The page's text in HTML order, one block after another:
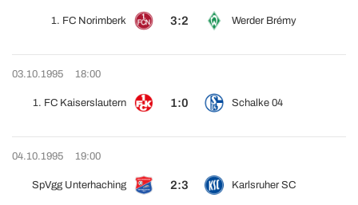
1. FC Norimberk 3:2 Werder Brémy
03.10.1995 18:00
1. FC Kaiserslautern 1:0 Schalke 04
04.10.1995 19:00
SpVgg Unterhaching 2:3 Karlsruher SC